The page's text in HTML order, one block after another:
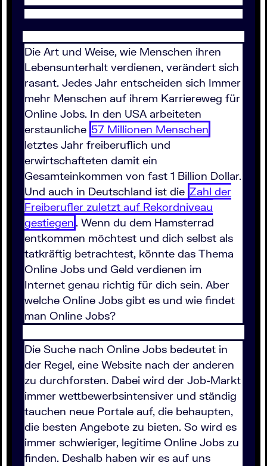
Die Art und Weise, wie Menschen ihren
Lebensunterhalt verdienen, verändert sich
rasant. Jedes Jahr entscheiden sich Immer
mehr Menschen auf ihrem Karriereweg für
Online Jobs. In den USA arbeiteten
erstaunliche 57 Millionen Menschen
letztes Jahr freiberuflich und
erwirtschafteten damit ein
Gesamteinkommen von fast 1 Billion Dollar.
Und auch in Deutschland ist die Zahl der
Freiberufler zuletzt auf Rekordniveau
gestiegen . Wenn du dem Hamsterrad
entkommen möchtest und dich selbst als
tatkräftig betrachtest, könnte das Thema
Online Jobs und Geld verdienen im
Internet genau richtig für dich sein. Aber
welche Online Jobs gibt es und wie findet
man Online Jobs?
Die Suche nach Online Jobs bedeutet in
der Regel, eine Website nach der anderen
zu durchforsten. Dabei wird der Job-Markt
immer wettbewerbsintensiver und ständig
tauchen neue Portale auf, die behaupten,
die besten Angebote zu bieten. So wird es
immer schwieriger, legitime Online Jobs zu
finden. Deshalb haben wir es auf uns